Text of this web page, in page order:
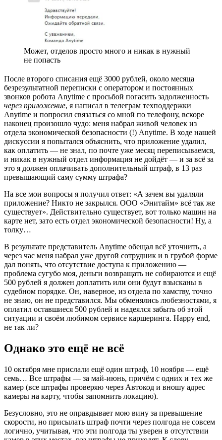
Может, отделов просто много и никак в нужный
не попасть
После второго списания ещё 3000 рублей, около месяца
безрезультатной переписки с оператором и постоянных
звонков робота Anytime с просьбой погасить задолженность
через приложение, я написал в телеграм техподдержки
Anytime и попросил связаться со мной по телефону, вскоре
наконец произошло чудо: меня набрал живой человек из
отдела экономической безопасности (!) Anytime. В ходе нашей
дискуссии я попытался объяснить, что приложение удалил,
как оплатить — не знал, по почте уже месяц переписываемся,
и никак в нужный отдел информация не дойдёт — и за всё за
это я должен оплачивать дополнительный штраф, в 13 раз
превышающий саму сумму штрафа?
На все мои вопросы я получил ответ: «А зачем вы удаляли
приложение? Никто не закрылся. ООО «Энитайм» всё так же
существует». Действительно существует, вот только машин на
карте нет, зато есть отдел экономической безопасности! Ну, а
толку…
В результате представитель Anytime обещал всё уточнить, а
через час меня набрал уже другой сотрудник и в грубой форме
дал понять, что отсутствие доступа к приложению —
проблема сугубо моя, деньги возвращать не собираются и ещё
500 рублей я должен доплатить или они будут взысканы в
судебном порядке. Он, наверное, из отдела по хамству, точно
не знаю, он не представился. Мы обменялись любезностями, я
оплатил оставшиеся 500 рублей и надеялся забыть об этой
ситуации и своём любимом сервисе каршеринга. Happy end,
не так ли?
Однако это ещё не всё
10 октября мне прислали ещё один штраф, 10 ноября — ещё
семь… Все штрафы — за май-июнь, причём с одних и тех же
камер (все штрафы проверяю через Автокод и вношу адрес
камеры на карту, чтобы запомнить локацию).
Безусловно, это не оправдывает мою вину за превышение
скорости, но присылать штраф почти через полгода не совсем
логично, учитывая, что эти полгода ты уверен в отсутствии